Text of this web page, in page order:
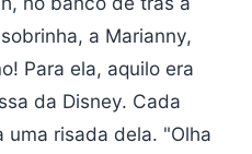
a Marianny,
Para ela, aquilo era
da Disney. Cada
uma risada dela. "Olha